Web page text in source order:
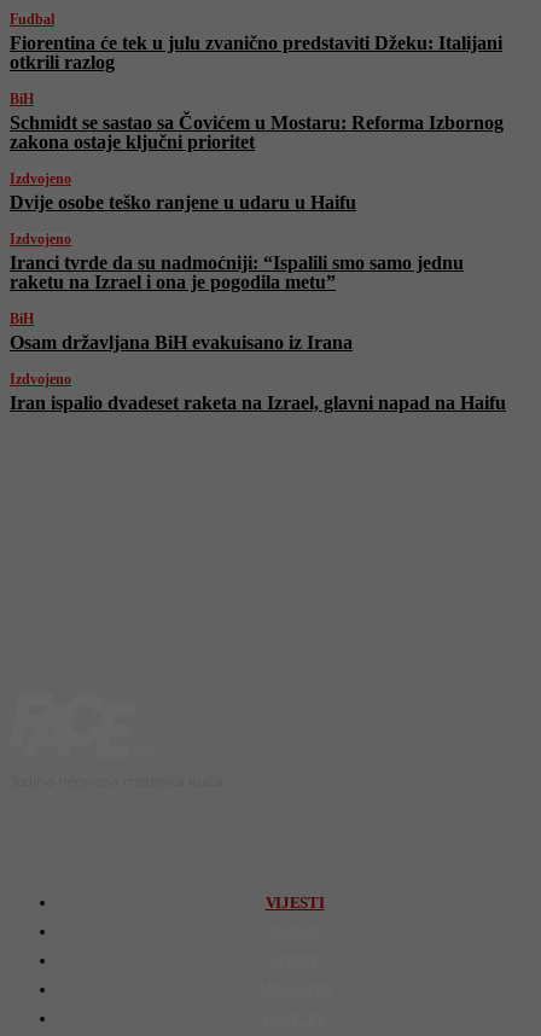
Fudbal
Fiorentina će tek u julu zvanično predstaviti Džeku: Italijani
otkrili razlog
BiH
Schmidt se sastao sa Čovićem u Mostaru: Reforma Izbornog
zakona ostaje ključni prioritet
Izdvojeno
Dvije osobe teško ranjene u udaru u Haifu
Izdvojeno
Iranci tvrde da su nadmoćniji: “Ispalili smo samo jednu
raketu na Izrael i ona je pogodila metu”
BiH
Osam državljana BiH evakuisano iz Irana
Izdvojeno
Iran ispalio dvadeset raketa na Izrael, glavni napad na Haifu
VIJESTI